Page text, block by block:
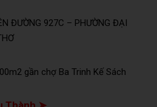
ĐƯỜNG 927C – PHƯỜNG ĐẠI
gần chợ Ba Trinh Kế Sách